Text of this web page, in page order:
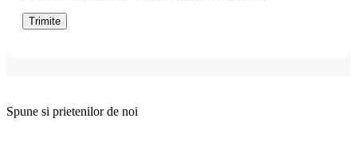
Spune si prietenilor de noi